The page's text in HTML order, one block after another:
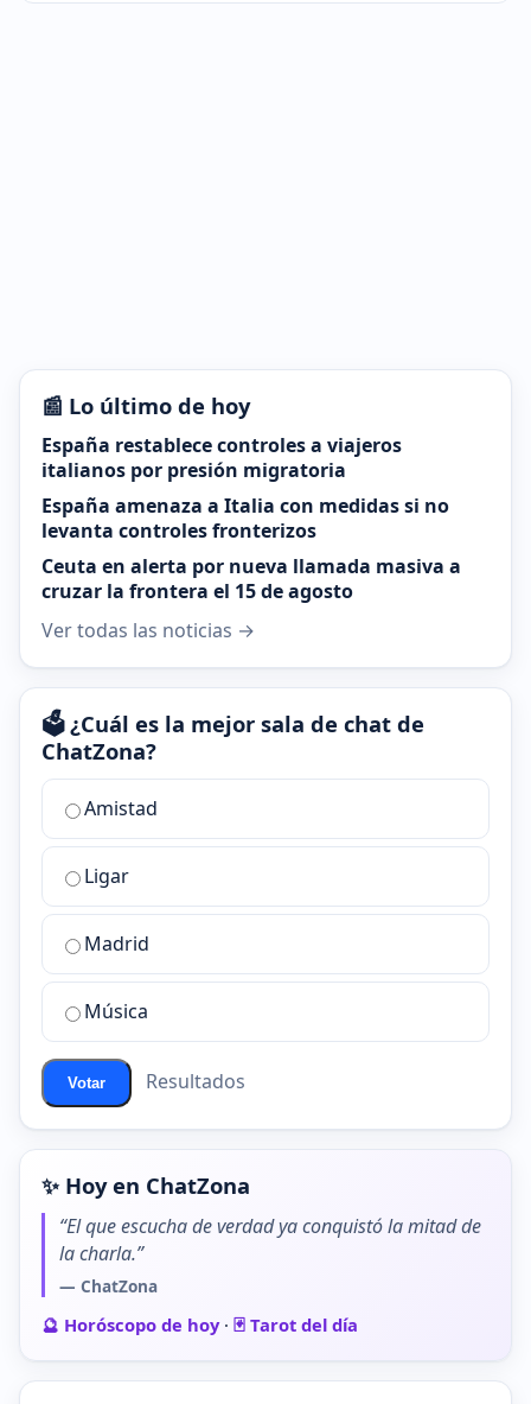
📰 Lo último de hoy
España restablece controles a viajeros
italianos por presión migratoria
España amenaza a Italia con medidas si no
levanta controles fronterizos
Ceuta en alerta por nueva llamada masiva a
cruzar la frontera el 15 de agosto
Ver todas las noticias →
🗳️ ¿Cuál es la mejor sala de chat de
ChatZona?
¿Cuál
la
mejor
sala
chat
ChatZona?
Amistad
Ligar
Madrid
Música
Votar Resultados
✨ Hoy en ChatZona
“El que escucha de verdad ya conquistó la mitad de
la charla.”
— ChatZona
🔮 Horóscopo de hoy· 🃏 Tarot del día